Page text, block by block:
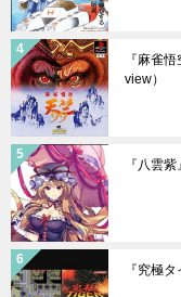
『麻雀
view）
『八雲
『究極